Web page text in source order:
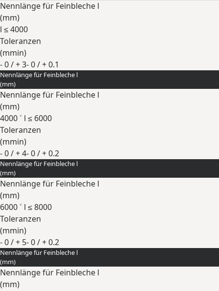
Nennlänge für Feinbleche l
(mm)
l ≤ 4000
Toleranzen
(mmin)
- 0 / + 3- 0 / + 0.1
Erweitern
Nennlänge für Feinbleche l
(mm)
Nennlänge für Feinbleche l
(mm)
4000 ˂ l ≤ 6000
Toleranzen
(mmin)
- 0 / + 4- 0 / + 0.2
Erweitern
Nennlänge für Feinbleche l
(mm)
Nennlänge für Feinbleche l
(mm)
6000 ˂ l ≤ 8000
Toleranzen
(mmin)
- 0 / + 5- 0 / + 0.2
Erweitern
Nennlänge für Feinbleche l
(mm)
Nennlänge für Feinbleche l
(mm)